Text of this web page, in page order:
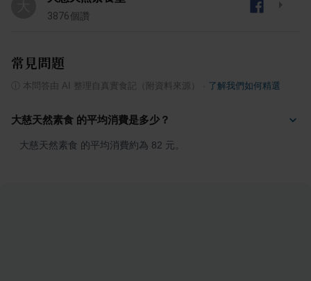
3876個讚
常見問題
本問答由 AI 整理自真實食記（附資料來源） 了解我們如何精選
大慈天然素食 的平均消費是多少？
大慈天然素食 的平均消費約為 82 元。